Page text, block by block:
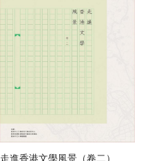
走進香港文學風景（卷二）